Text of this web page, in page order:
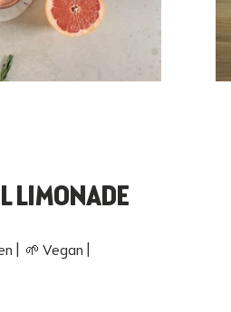
LIMONADE
| 🌱 Vegan |